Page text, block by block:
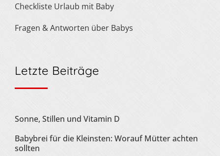
Checkliste Urlaub mit Baby
Fragen & Antworten über Babys
Letzte Beiträge
Sonne, Stillen und Vitamin D
Babybrei für die Kleinsten: Worauf Mütter achten
sollten